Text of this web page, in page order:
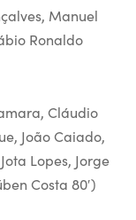
Manuel
Ronaldo
Cláudio
João Caiado,
Lopes, Jorge
Costa 80′)